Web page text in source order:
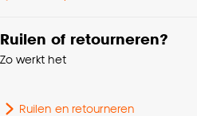
Mogelijkheden
woonwens
Ruilen of retourneren?
Zo werkt het
Ruilen en retourneren